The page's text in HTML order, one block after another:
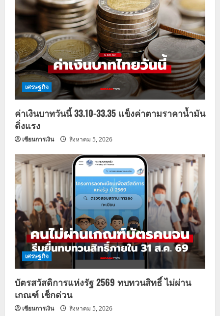
เศรษฐกิจ
ค่าเงินบาทวันนี้ 33.10-33.35 แข็งค่าตามราคาน้ำมัน
ดิ่งแรง
เซียนการเงิน สิงหาคม 5, 2026
เศรษฐกิจ
บัตรสวัสดิการแห่งรัฐ 2569 ทบทวนสิทธิ์ ไม่ผ่าน
เกณฑ์ เช็กด่วน
เซียนการเงิน สิงหาคม 5, 2026